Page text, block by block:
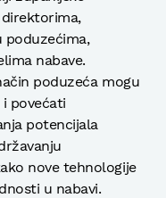
poduzećima,
nabave.
poduzeća mogu
povećati
potencijala
nove tehnologije
u nabavi.